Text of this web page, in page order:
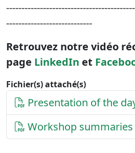
----------------------------
Retrouvez notre vidéo
page LinkedIn et
Fichier(s) attaché(s)
Presentation of the
Workshop